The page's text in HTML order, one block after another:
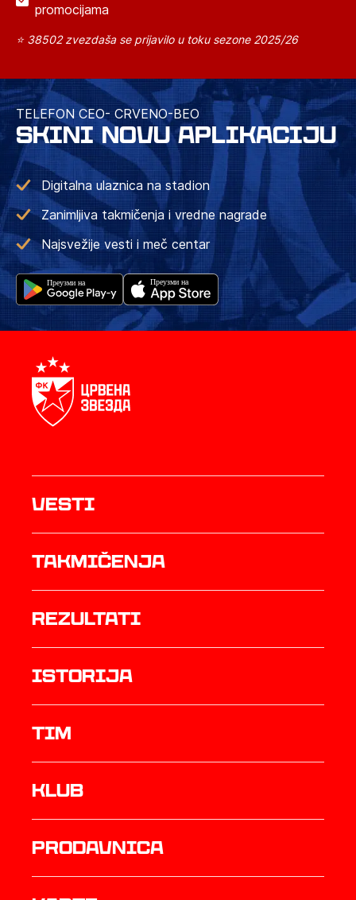
promocijama
⭐ 38502 zvezdaša se prijavilo u toku sezone 2025/26
TELEFON CEO- CRVENO-BEO
SKINI NOVU APLIKACIJU
Digitalna ulaznica na stadion
Zanimljiva takmičenja i vredne nagrade
Najsvežije vesti i meč centar
Vesti
Takmičenja
rezultati
istorija
TIM
Klub
prodavnica